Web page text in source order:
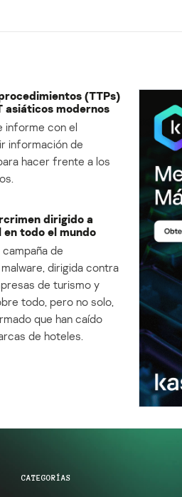
(TTPs)
asiáticos modernos
informe con el
información de
hacer frente a los
dirigido a
todo el mundo
de
dirigida contra
de turismo y
todo, pero no solo,
que han caído
de hoteles.
CATEGORÍAS